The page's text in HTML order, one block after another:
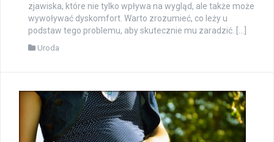
zjawiska, które nie tylko wpływa na wygląd, ale także może
wywoływać dyskomfort. Warto zrozumieć, co leży u
podstaw tego problemu, aby skutecznie mu zaradzić. […]
Uroda